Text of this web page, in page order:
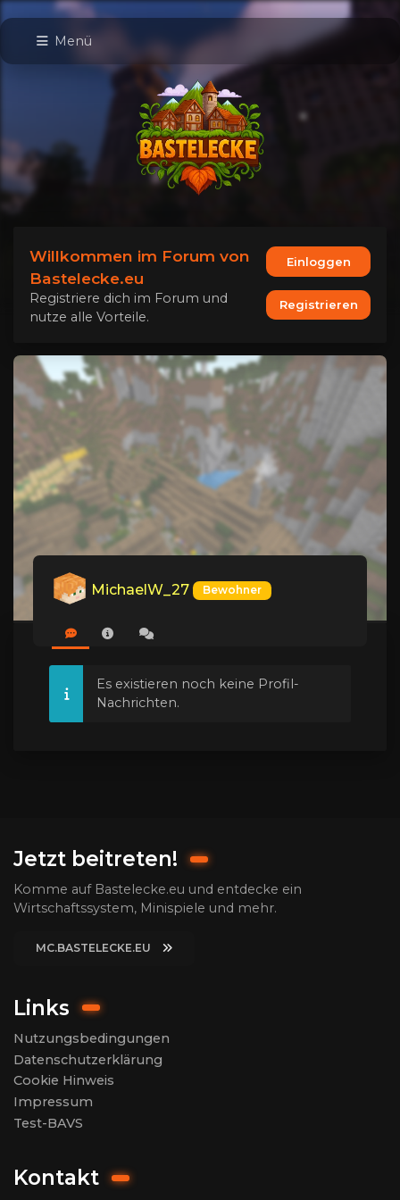
Menü
Willkommen im Forum von
Bastelecke.eu
Registriere dich im Forum und
nutze alle Vorteile.
Einloggen
Registrieren
MichaelW_27 Bewohner
Es existieren noch keine Profil-
Nachrichten.
Jetzt beitreten!
Komme auf Bastelecke.eu und entdecke ein
Wirtschaftssystem, Minispiele und mehr.
MC.BASTELECKE.EU
Links
Nutzungsbedingungen
Datenschutzerklärung
Cookie Hinweis
Impressum
Test-BAVS
Kontakt